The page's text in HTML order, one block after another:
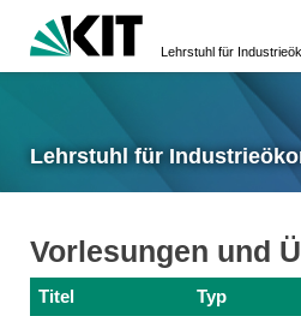
Lehrstuhl für
Lehrstuhl für
Vorlesungen und
Titel Typ